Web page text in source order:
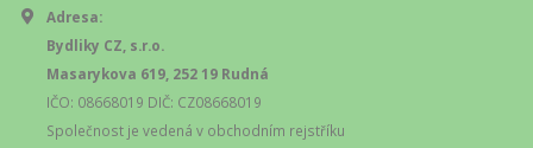
Adresa:
Bydliky CZ, s.r.o.
Masarykova 619, 252 19 Rudná
IČO: 08668019 DIČ: CZ08668019
Společnost je vedená v obchodním rejstříku